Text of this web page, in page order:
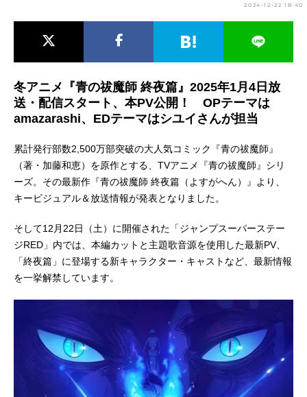
男性声優/女性声優一覧
2024-12-22 18:40
冬アニメ『青の祓魔師 終夜篇』2025年1月4日放
送・配信スタート、本PV公開！ OPテーマは
amazarashi、EDテーマはシユイさんが担当
累計発行部数2,500万部突破の大人気コミック『青の祓魔師』
（著・加藤和恵）を原作とする、TVアニメ『青の祓魔師』シリ
ーズ。その最新作『青の祓魔師 終夜篇（よすがへん）』より、
キービジュアル＆放送情報が発表となりました。
そして12月22日（土）に開催された「ジャンプスーパーステー
ジRED」内では、本編カットと主題歌音源を使用した最新PV、
「終夜篇」に登場する新キャラクター・キャストなど、最新情報
を一挙解禁しています。